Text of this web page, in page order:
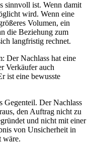
sinnvoll ist. Wenn damit
wird. Wenn eine
Volumen, ein
die Beziehung zum
langfristig rechnet.
Der Nachlass hat eine
Verkäufer auch
ist eine bewusste
Gegenteil. Der Nachlass
den Auftrag nicht zu
und nicht mit einer
von Unsicherheit in
wäre.